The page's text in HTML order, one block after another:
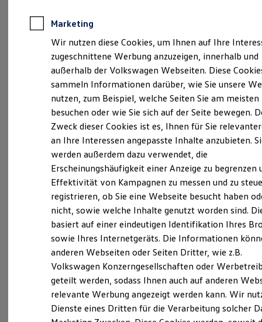
Anpfiff zum Gewinn
Elektroautos
ID. Tutorials
Elektrofahrzeugkonzepte
Reichweite
Reichweite der ID. Modelle
Reichweite im Winter
Laden
Laden unterwegs
Laden Zuhause
Ladezeitensimulator
Batterie
Sicherheit
Garantie und Lebensdauer
Nachhaltigkeit
Technologie
Kosten und Kauf
Verbrauchskosten
Kaufoptionen
E-Auto-Förderung
Software und Konnektivität
Die ID. Software 6
ID. Software Versionen und Updates
Digitale Extras
Schnittstellen zu Ihrem ID.
Impressum & Rechtliches)
Ganz selbstverständlich.Das
Gebrauchtwagen-
Leistungsversprechen.
Rundum sicher: der 360° Gebrauchtwagen
Bevor ein VolkswagenZertifizierter
Gebrauchtwagenan unsere Kunden
Marketing
Wir nutzen diese Cookies, um Ihnen auf Ihre
zugeschnittene Werbung anzuzeigen, innerhalb und
außerhalb der Volkswagen Webseiten. Diese
sammeln Informationen darüber, wie Sie unsere
nutzen, zum Beispiel, welche Seiten Sie am meisten
besuchen oder wie Sie sich auf der Seite bewegen.
Zweck dieser Cookies ist es, Ihnen für Sie
an Ihre Interessen angepasste Inhalte anzubieten.
werden außerdem dazu verwendet, die
Erscheinungshäufigkeit einer Anzeige zu begrenzen
Effektivität von Kampagnen zu messen und zu
registrieren, ob Sie eine Webseite besucht haben
nicht, sowie welche Inhalte genutzt worden sind.
basiert auf einer eindeutigen Identifikation Ihres
sowie Ihres Internetgeräts. Die Informationen
anderen Webseiten oder Seiten Dritter, wie z.B.
Volkswagen Konzerngesellschaften oder
geteilt werden, sodass Ihnen auch auf anderen
relevante Werbung angezeigt werden kann. Wir
Dienste eines Dritten für die Verarbeitung solcher